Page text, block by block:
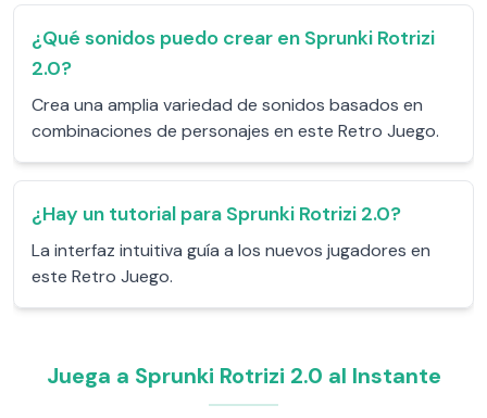
¿Qué sonidos puedo crear en Sprunki Rotrizi
2.0?
Crea una amplia variedad de sonidos basados en
combinaciones de personajes en este Retro Juego.
¿Hay un tutorial para Sprunki Rotrizi 2.0?
La interfaz intuitiva guía a los nuevos jugadores en
este Retro Juego.
Juega a Sprunki Rotrizi 2.0 al Instante